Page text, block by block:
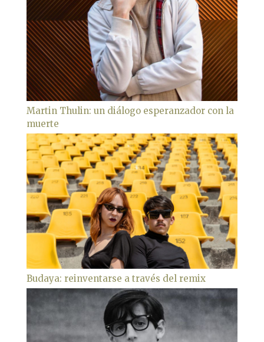
Martin Thulin: un diálogo esperanzador con la
muerte
Budaya: reinventarse a través del remix